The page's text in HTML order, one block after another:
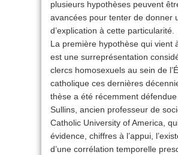
plusieurs hypothèses peuvent
avancées pour tenter de donner
d’explication à cette particularité.
La première hypothèse qui vient
est une surreprésentation
clercs homosexuels au sein de
catholique ces dernières
thèse a été récemment
Sullins, ancien professeur de
Catholic University of America,
évidence, chiffres à l’appui,
d’une corrélation temporelle